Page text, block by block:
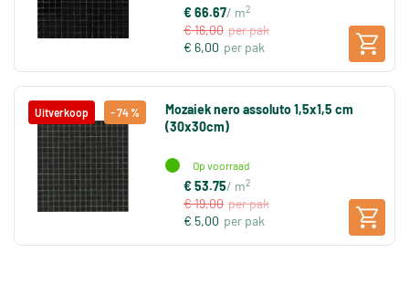
€ 66.67/ m2
€ 16,00 per pak
€ 6,00 per pak
Uitverkoop - 74 %
Mozaiek nero assoluto 1,5x1,5 cm
(30x30cm)
Op voorraad
€ 53.75/ m2
€ 19,00 per pak
€ 5,00 per pak